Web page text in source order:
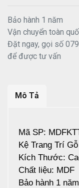
Bảo hành 1 năm
Vận chuyển toàn
Đặt ngay, gọi số
để được tư vấn
Mô Tả
Mã SP:
Kệ Trang Trí
Kích Thước:
Chất liệu: MDF
Bảo hành 1 năm